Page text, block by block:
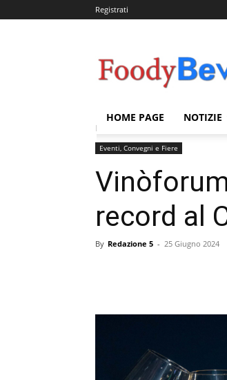
Registrati
HOME PAGE NOTIZIE
Home
Eventi, Convegni e Fiere
record al
By Redazione 5 - 25 Giugno 2024